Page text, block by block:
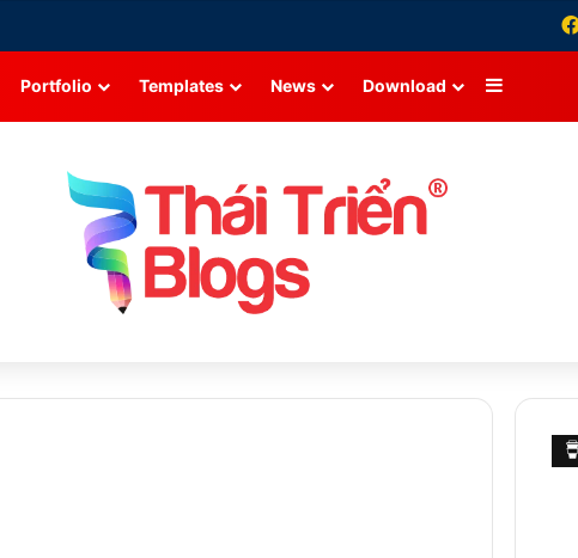
Portfolio Templates News Download Sidebar